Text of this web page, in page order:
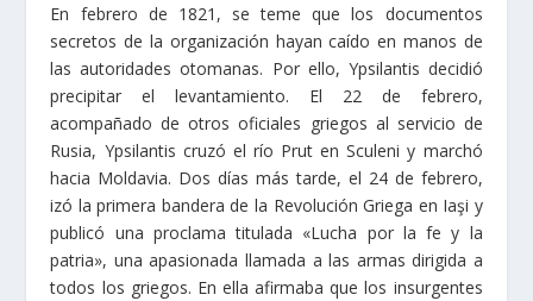
En febrero de 1821, se teme que los documentos
secretos de la organización hayan caído en manos de
las autoridades otomanas. Por ello, Ypsilantis decidió
precipitar el levantamiento. El 22 de febrero,
acompañado de otros oficiales griegos al servicio de
Rusia, Ypsilantis cruzó el río Prut en Sculeni y marchó
hacia Moldavia. Dos días más tarde, el 24 de febrero,
izó la primera bandera de la Revolución Griega en Iaşi y
publicó una proclama titulada «Lucha por la fe y la
patria», una apasionada llamada a las armas dirigida a
todos los griegos. En ella afirmaba que los insurgentes